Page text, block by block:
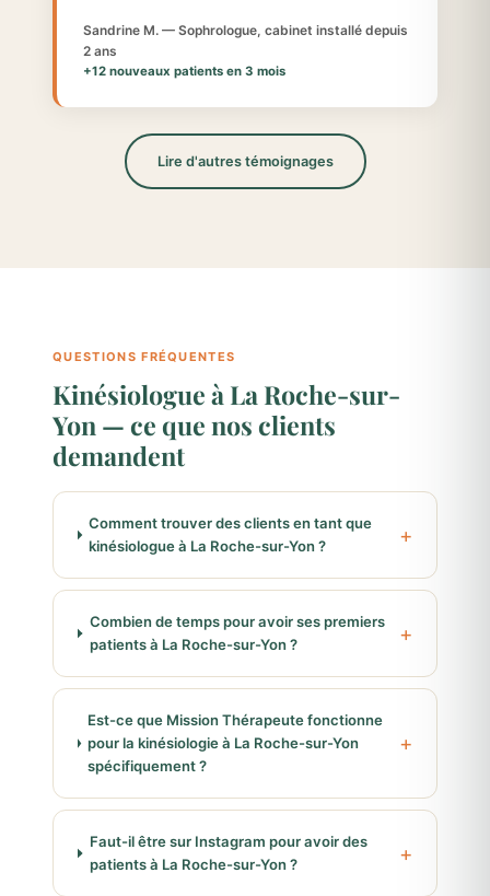
Sandrine M. — Sophrologue, cabinet installé depuis
2 ans
+12 nouveaux patients en 3 mois
Lire d'autres témoignages
QUESTIONS FRÉQUENTES
Kinésiologue à La Roche-sur-
Yon — ce que nos clients
demandent
Comment trouver des clients en tant que
kinésiologue à La Roche-sur-Yon ?
Combien de temps pour avoir ses premiers
patients à La Roche-sur-Yon ?
Est-ce que Mission Thérapeute fonctionne
pour la kinésiologie à La Roche-sur-Yon
spécifiquement ?
Faut-il être sur Instagram pour avoir des
patients à La Roche-sur-Yon ?